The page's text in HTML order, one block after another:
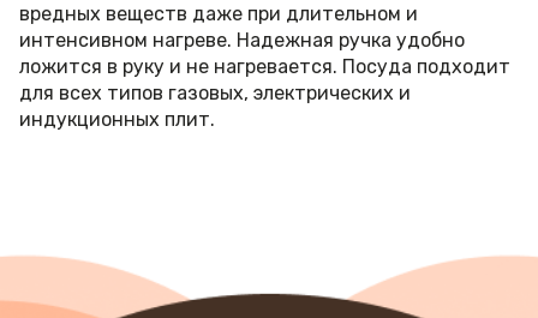
вредных веществ даже при длительном и
интенсивном нагреве. Надежная ручка удобно
ложится в руку и не нагревается. Посуда подходит
для всех типов газовых, электрических и
индукционных плит.